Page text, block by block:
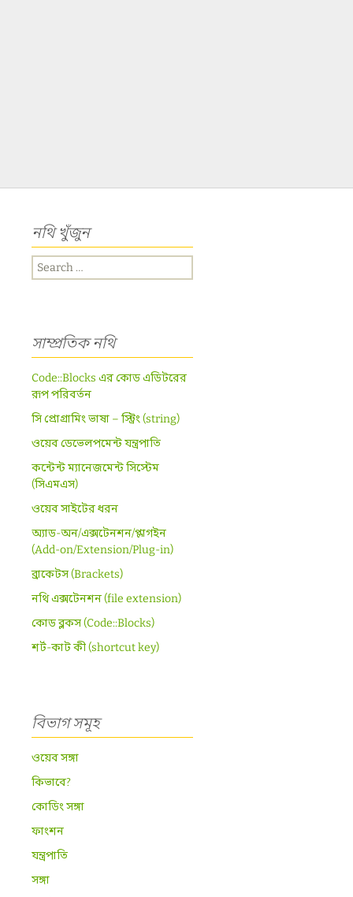
নথি খুঁজুন
Search
for:
সাম্প্রতিক নথি
Code::Blocks এর কোড এডিটরের
রূপ পরিবর্তন
সি প্রোগ্রামিং ভাষা – স্ট্রিং (string)
ওয়েব ডেভেলপমেন্ট যন্ত্রপাতি
কন্টেন্ট ম্যানেজমেন্ট সিস্টেম
(সিএমএস)
ওয়েব সাইটের ধরন
অ্যাড-অন/এক্সটেনশন/প্লাগইন
(Add-on/Extension/Plug-in)
ব্রাকেটস (Brackets)
নথি এক্সটেনশন (file extension)
কোড ব্লকস (Code::Blocks)
শর্ট-কাট কী (shortcut key)
বিভাগ সমূহ
ওয়েব সঙ্গা
কিভাবে?
কোডিং সঙ্গা
ফাংশন
যন্ত্রপাতি
সঙ্গা